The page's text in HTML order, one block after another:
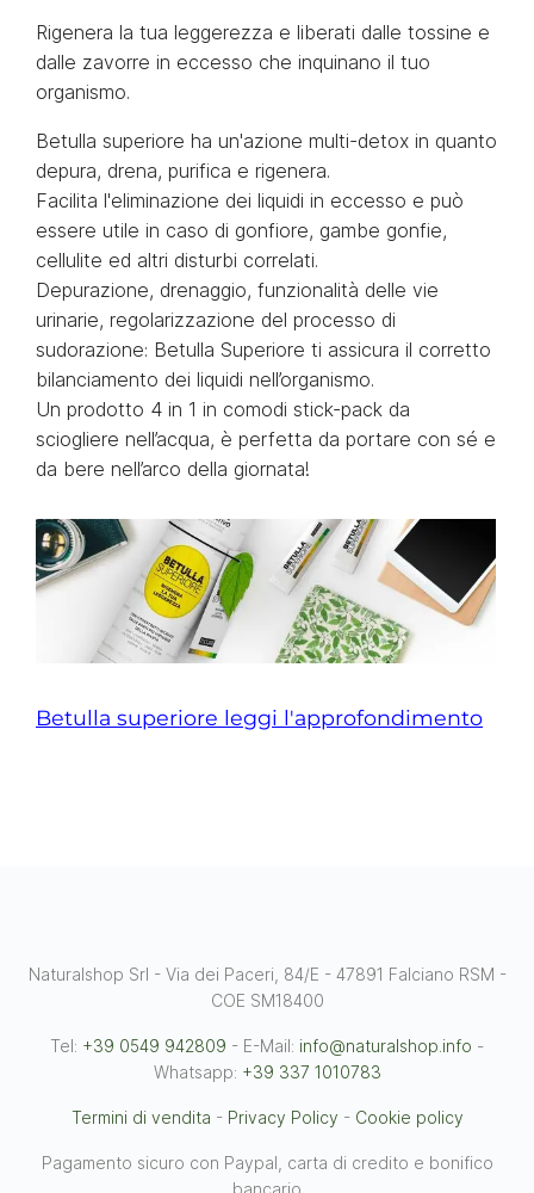
Rigenera la tua leggerezza e liberati dalle tossine e
dalle zavorre in eccesso che inquinano il tuo
organismo.
Betulla superiore ha un'azione multi-detox in quanto
depura, drena, purifica e rigenera.
Facilita l'eliminazione dei liquidi in eccesso e può
essere utile in caso di gonfiore, gambe gonfie,
cellulite ed altri disturbi correlati.
Depurazione, drenaggio, funzionalità delle vie
urinarie, regolarizzazione del processo di
sudorazione: Betulla Superiore ti assicura il corretto
bilanciamento dei liquidi nell’organismo.
Un prodotto 4 in 1 in comodi stick-pack da
sciogliere nell’acqua, è perfetta da portare con sé e
da bere nell’arco della giornata!
Betulla superiore leggi l'approfondimento
Naturalshop Srl - Via dei Paceri, 84/E - 47891 Falciano RSM -
COE SM18400
Tel: +39 0549 942809 - E-Mail: info@naturalshop.info -
Whatsapp: +39 337 1010783
Termini di vendita - Privacy Policy - Cookie policy
Pagamento sicuro con Paypal, carta di credito e bonifico
bancario